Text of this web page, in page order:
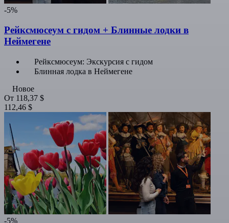
-5%
Рейксмюсеум с гидом + Блинные лодки в
Неймегене
Рейксмюсеум: Экскурсия с гидом
Блинная лодка в Неймегене
Новое
От 118,37 $
112,46 $
-5%